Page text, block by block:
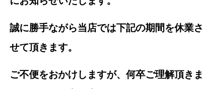
誠に勝手ながら当店では下記の期間を休業さ
せて頂きます。
ご不便をおかけしますが、何卒ご理解頂きま